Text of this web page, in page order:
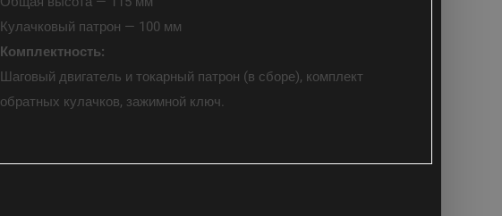
Кулачковый патрон — 100 мм
Комплектность:
Шаговый двигатель и токарный патрон (в сборе), комплект
обратных кулачков, зажимной ключ.